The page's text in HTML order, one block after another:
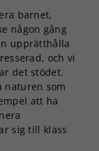
barnet,
någon gång
upprätthålla
och vi
det stödet.
naturen som
att ha
sig till klass